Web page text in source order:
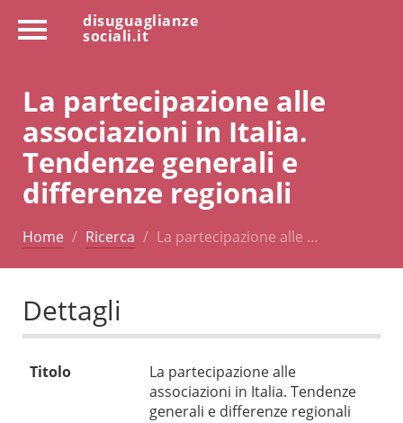
disuguaglianze
sociali.it
La partecipazione alle
associazioni in Italia.
Tendenze generali e
differenze regionali
Home Ricerca La partecipazione alle …
Dettagli
Titolo
La partecipazione alle
associazioni in Italia. Tendenze
generali e differenze regionali